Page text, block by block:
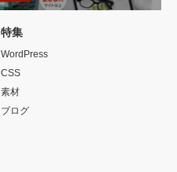
特集
WordPress
CSS
素材
ブログ